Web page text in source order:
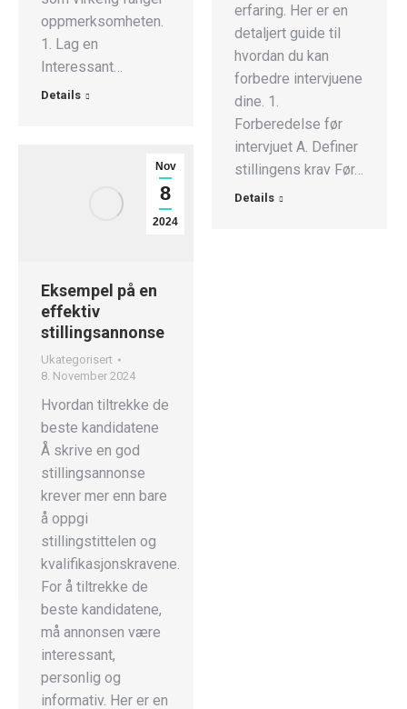
oppmerksomheten.
1. Lag en
Interessant…
Details
erfaring. Her er en
detaljert guide til
hvordan du kan
forbedre intervjuene
dine. 1.
Forberedelse før
intervjuet A. Definer
stillingens krav Før…
Details
Nov
8
2024
Eksempel på en
effektiv
stillingsannonse
Ukategorisert
8. November 2024
Hvordan tiltrekke de
beste kandidatene
Å skrive en god
stillingsannonse
krever mer enn bare
å oppgi
stillingstittelen og
kvalifikasjonskravene.
For å tiltrekke de
beste kandidatene,
må annonsen være
interessant,
personlig og
informativ. Her er en